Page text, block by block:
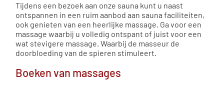
Tijdens een bezoek aan onze sauna kunt u naast
ontspannen in een ruim aanbod aan sauna faciliteiten,
ook genieten van een heerlijke massage. Ga voor een
massage waarbij u volledig ontspant of juist voor een
wat stevigere massage. Waarbij de masseur de
doorbloeding van de spieren stimuleert.
Boeken van massages